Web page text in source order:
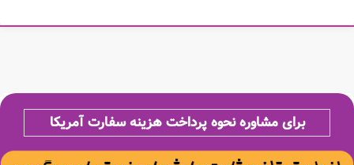
برای مشاوره نحوه پرداخت هزینه سفارت آمریکا